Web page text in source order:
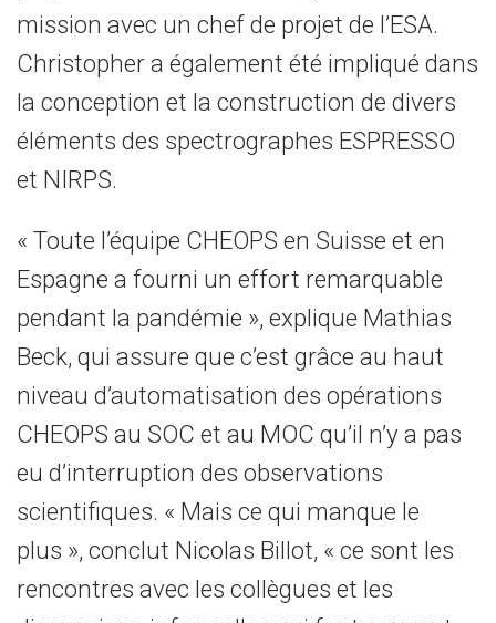
mission avec un chef de projet de l’ESA.
Christopher a également été impliqué dans
la conception et la construction de divers
éléments des spectrographes ESPRESSO
et NIRPS.
« Toute l’équipe CHEOPS en Suisse et en
Espagne a fourni un effort remarquable
pendant la pandémie », explique Mathias
Beck, qui assure que c’est grâce au haut
niveau d’automatisation des opérations
CHEOPS au SOC et au MOC qu’il n’y a pas
eu d’interruption des observations
scientifiques. « Mais ce qui manque le
plus », conclut Nicolas Billot, « ce sont les
rencontres avec les collègues et les